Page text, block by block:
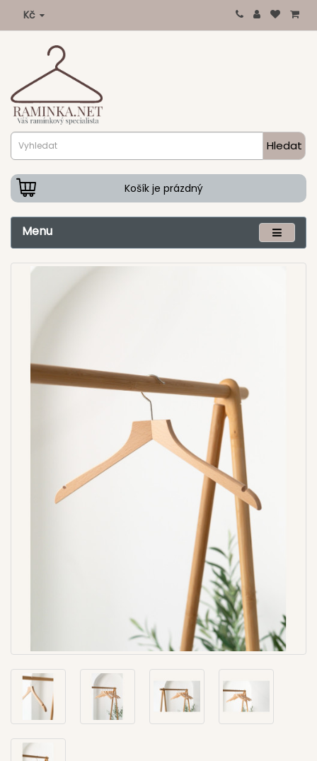
Kč
Hledat
Košík je prázdný
Menu